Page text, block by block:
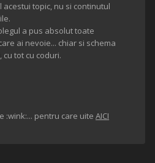
acestui topic, nu si continutul
a pus absolut toate
ai nevoie... chiar si schema
tot cu coduri.
:wink:... pentru care uite AICI